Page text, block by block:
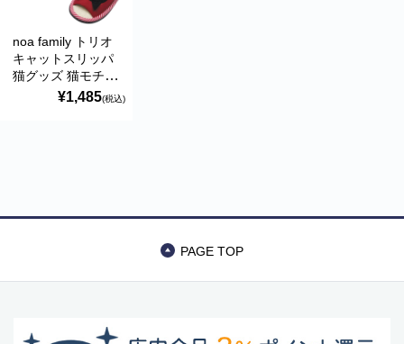
noa family トリオ
キャットスリッパ
猫グッズ 猫モチー
フ ネコ柄 ノアフ
¥1,485(税込)
PAGE TOP